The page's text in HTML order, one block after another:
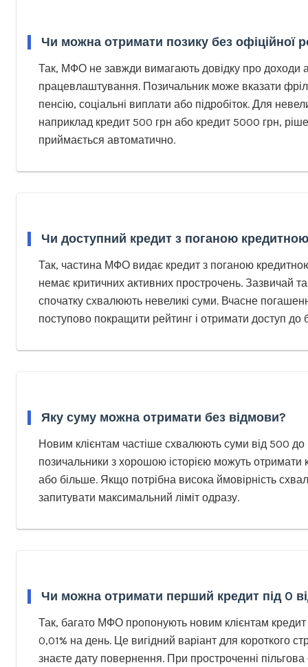
Чи можна отримати позику без офіційної
Так, МФО не завжди вимагають довідку про доходи
працевлаштування. Позичальник може вказати
пенсію, соціальні виплати або підробіток. Для
наприклад кредит 500 грн або кредит 5000 грн,
приймається автоматично.
Чи доступний кредит з поганою кредитною
Так, частина МФО видає кредит з поганою
немає критичних активних прострочень. Зазвичай
спочатку схвалюють невеликі суми. Вчасне
поступово покращити рейтинг і отримати доступ до
Яку суму можна отримати без відмови?
Новим клієнтам частіше схвалюють суми від 500 до
позичальники з хорошою історією можуть отримати
або більше. Якщо потрібна висока ймовірність
запитувати максимальний ліміт одразу.
Чи можна отримати перший кредит під 0
Так, багато МФО пропонують новим клієнтам кредит
0,01% на день. Це вигідний варіант для короткого
знаєте дату повернення. При простроченні